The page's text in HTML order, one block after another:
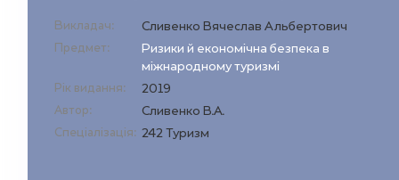
Викладач: Сливенко Вячеслав Альбертович
Предмет:
Ризики й економічна безпека в
міжнародному туризмі
Рік видання: 2019
Автор: Сливенко В.А.
Спеціалізація: 242 Туризм